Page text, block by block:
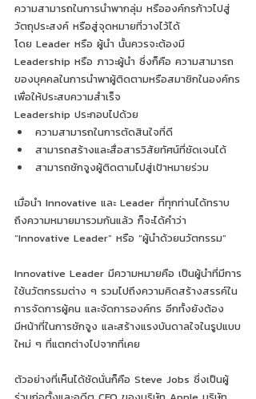
ความสามารถในการนำพากลุ่ม หรือองค์กรก้าวไปสู่
วัตถุประสงค์ หรือสู่จุดหมายที่วางไว้ได้
โดย Leader หรือ ผู้นำ นั้นควรจะต้องมี
Leadership หรือ ภาวะผู้นำ ซึ่งก็คือ ความสามารถ
ของบุคคลในการนำพาผู้ติดตามหรือสมาชิกในองค์กร
เพื่อให้ประสบความสำเร็จ
Leadership ประกอบไปด้วย
ความสามารถในการตัดสินใจที่ดี
สามารถสร้างและสื่อสารวิสัยทัศน์ที่ชัดเจนได้
สามารถชักจูงผู้ติดตามไปสู่เป้าหมายร่วม
เมื่อนำ Innovative และ Leader ที่ทุกท่านได้ทราบ
ถึงความหมายมารวมกันแล้ว ก็จะได้คำว่า
“Innovative Leader” หรือ “ผู้นำด้วยนวัตกรรม”
Innovative Leader มีความหมายคือ เป็นผู้นำที่มีการ
ใช้นวัตกรรมต่าง ๆ รวมไปถึงความคิดสร้างสรรค์ใน
การจัดการผู้คน และจัดการองค์กร อีกทั้งยังต้อง
มีหน้าที่ในการชักจูง และสร้างแรงบันดาลใจในรูปแบบ
ใหม่ ๆ ที่แตกต่างไปจากที่เคย
ตัวอย่างที่เห็นได้ชัดนั่นก็คือ Steve Jobs ซึ่งเป็นผู้